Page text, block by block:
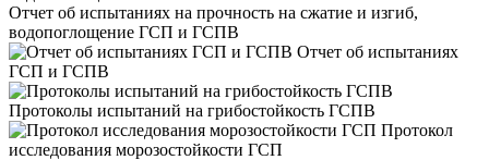
Отчет об испытаниях на прочность на сжатие и изгиб,
водопоглощение ГСП и ГСПВ
Отчет об испытаниях
ГСП и ГСПВ
Протоколы испытаний на грибостойкость ГСПВ
Протокол
исследования морозостойкости ГСП